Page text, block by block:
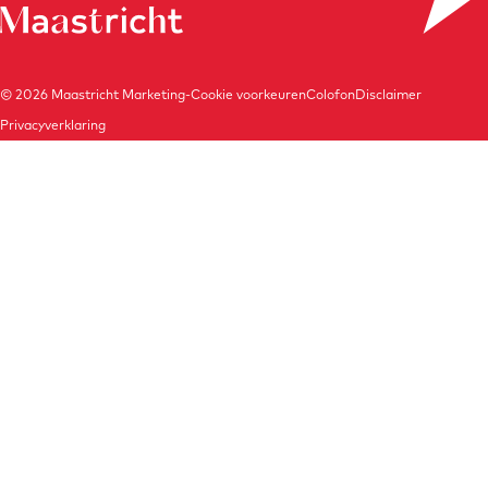
© 2026 Maastricht Marketing-Cookie voorkeurenColofonDisclaimer
Privacyverklaring